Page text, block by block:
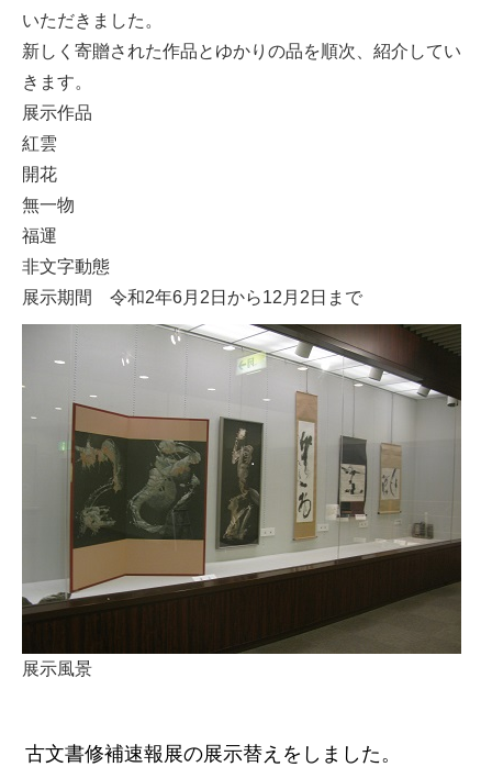
いただきました。
新しく寄贈された作品とゆかりの品を順次、紹介してい
きます。
展示作品
紅雲
開花
無一物
福運
非文字動態
展示期間 令和2年6月2日から12月2日まで
展示風景
古文書修補速報展の展示替えをしました。